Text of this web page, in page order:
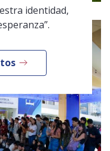
identidad,